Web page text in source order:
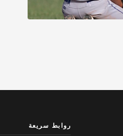
روابط سريعة